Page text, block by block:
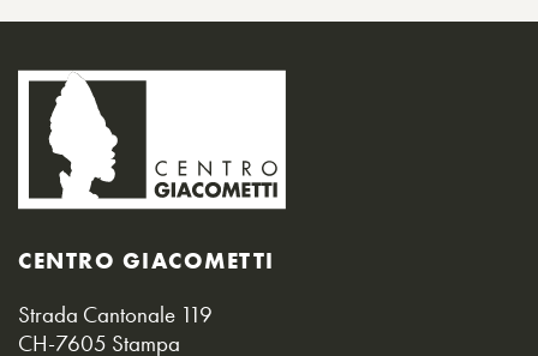
CENTRO GIACOMETTI
Strada Cantonale 119
CH-7605 Stampa